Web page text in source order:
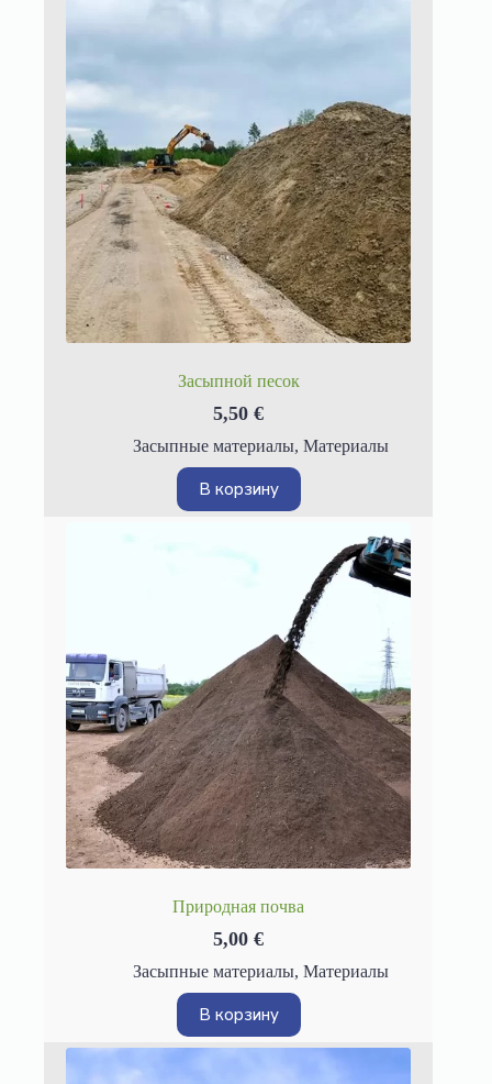
Засыпной песок
5,50€
Засыпные материалы, Материалы
В корзину
Природная почва
5,00€
Засыпные материалы, Материалы
В корзину